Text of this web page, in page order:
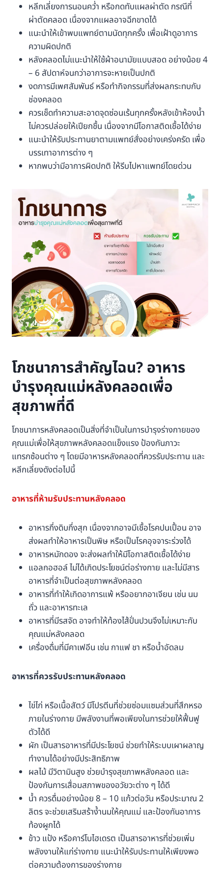
หลีกเลี่ยงการนอนคว่ำ หรือกดทับแผลผ่าตัด กรณีที่
ผ่าตัดคลอด เนื่องจากแผลอาจฉีกขาดได้
แนะนำให้เข้าพบแพทย์ตามนัดทุกครั้ง เพื่อเฝ้าดูอาการ
ความผิดปกติ
หลังคลอดไม่แนะนำให้ใช้ผ้าอนามัยแบบสอด อย่างน้อย 4
– 6 สัปดาห์จนกว่าอาการจะหายเป็นปกติ
งดการมีเพศสัมพันธ์ หรือทำกิจกรรมที่ส่งผลกระทบกับ
ช่องคลอด
ควรเช็ดทำความสะอาดจุดซ่อนเร้นทุกครั้งหลังเข้าห้องน้ำ
ไม่ควรปล่อยให้เปียกชื้น เนื่องจากมีโอกาสติดเชื้อได้ง่าย
แนะนำให้รับประทานยาตามแพทย์สั่งอย่างเคร่งครัด เพื่อ
บรรเทาอาการต่าง ๆ
หากพบว่ามีอาการผิดปกติ ให้รีบไปหาแพทย์โดยด่วน
โภชนาการสำคัญไฉน? อาหาร
บำรุงคุณแม่หลังคลอดเพื่อ
สุขภาพที่ดี
โภชนาการหลังคลอดเป็นสิ่งที่จำเป็นในการบำรุงร่างกายของ
คุณแม่เพื่อให้สุขภาพหลังคลอดแข็งแรง ป้องกันภาวะ
แทรกซ้อนต่าง ๆ โดยมีอาหารหลังคลอดที่ควรรับประทาน และ
หลีกเลี่ยงดังต่อไปนี้
อาหารที่ห้ามรับประทานหลังคลอด
อาหารกึ่งดิบกึ่งสุก เนื่องจากอาจมีเชื้อโรคปนเปื้อน อาจ
ส่งผลทำให้อาหารเป็นพิษ หรือเป็นโรคอุจจาระร่วงได้
อาหารหมักดอง จะส่งผลทำให้มีโอกาสติดเชื้อได้ง่าย
แอลกอฮอล์ ไม่ได้เกิดประโยชน์ต่อร่างกาย และไม่มีสาร
อาหารที่จำเป็นต่อสุขภาพหลังคลอด
อาหารที่ทำให้เกิดอาการแพ้ หรืออยากอาเจียน เช่น นม
ถั่ว และอาหารทะเล
อาหารที่มีรสจัด อาจทำให้ท้องไส้ปั่นปวนจึงไม่เหมาะกับ
คุณแม่หลังคลอด
เครื่องดื่มที่มีคาเฟอีน เช่น กาแฟ ชา หรือน้ำอัดลม
อาหารที่ควรรับประทานหลังคลอด
ไข่ไก่ หรือเนื้อสัตว์ มีโปรตีนที่ช่วยซ่อมแซมส่วนที่สึกหรอ
ภายในร่างกาย มีพลังงานที่พอเพียงในการช่วยให้ฟื้นฟู
ตัวได้ดี
ผัก เป็นสารอาหารที่มีประโยชน์ ช่วยทำให้ระบบเผาผลาญ
ทำงานได้อย่างมีประสิทธิภาพ
ผลไม้ มีวิตามินสูง ช่วยบำรุงสุขภาพหลังคลอด และ
ป้องกันการเสื่อมสภาพของอวัยวะต่าง ๆ ได้ดี
น้ำ ควรดื่มอย่างน้อย 8 – 10 แก้วต่อวัน หรือประมาณ 2
ลิตร จะช่วยเสริมสร้าง้ำนมให้คุณแม่ และป้องกันอาการ
ท้องผูกได้
ข้าว แป้ง หรือคาร์โบไฮเดรต เป็นสารอาหารที่ช่วยเพิ่ม
พลังงานให้แก่ร่างกาย แนะนำให้รับประทานให้เพียงพอ
ต่อความต้องการของร่างกาย